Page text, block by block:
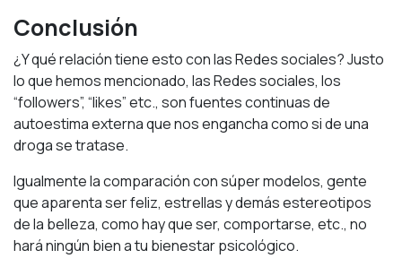
Conclusión
¿Y qué relación tiene esto con las Redes sociales? Justo
lo que hemos mencionado, las Redes sociales, los
“followers”, “likes” etc., son fuentes continuas de
autoestima externa que nos engancha como si de una
droga se tratase.
Igualmente la comparación con súper modelos, gente
que aparenta ser feliz, estrellas y demás estereotipos
de la belleza, como hay que ser, comportarse, etc., no
hará ningún bien a tu bienestar psicológico.